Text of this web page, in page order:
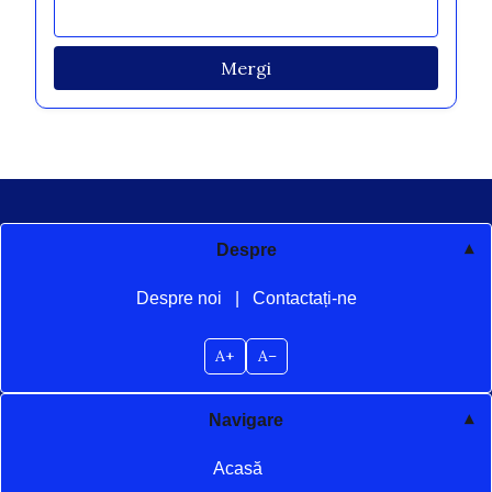
Mergi
Despre
Despre noi Contactați-ne
A+ A–
Navigare
Acasă